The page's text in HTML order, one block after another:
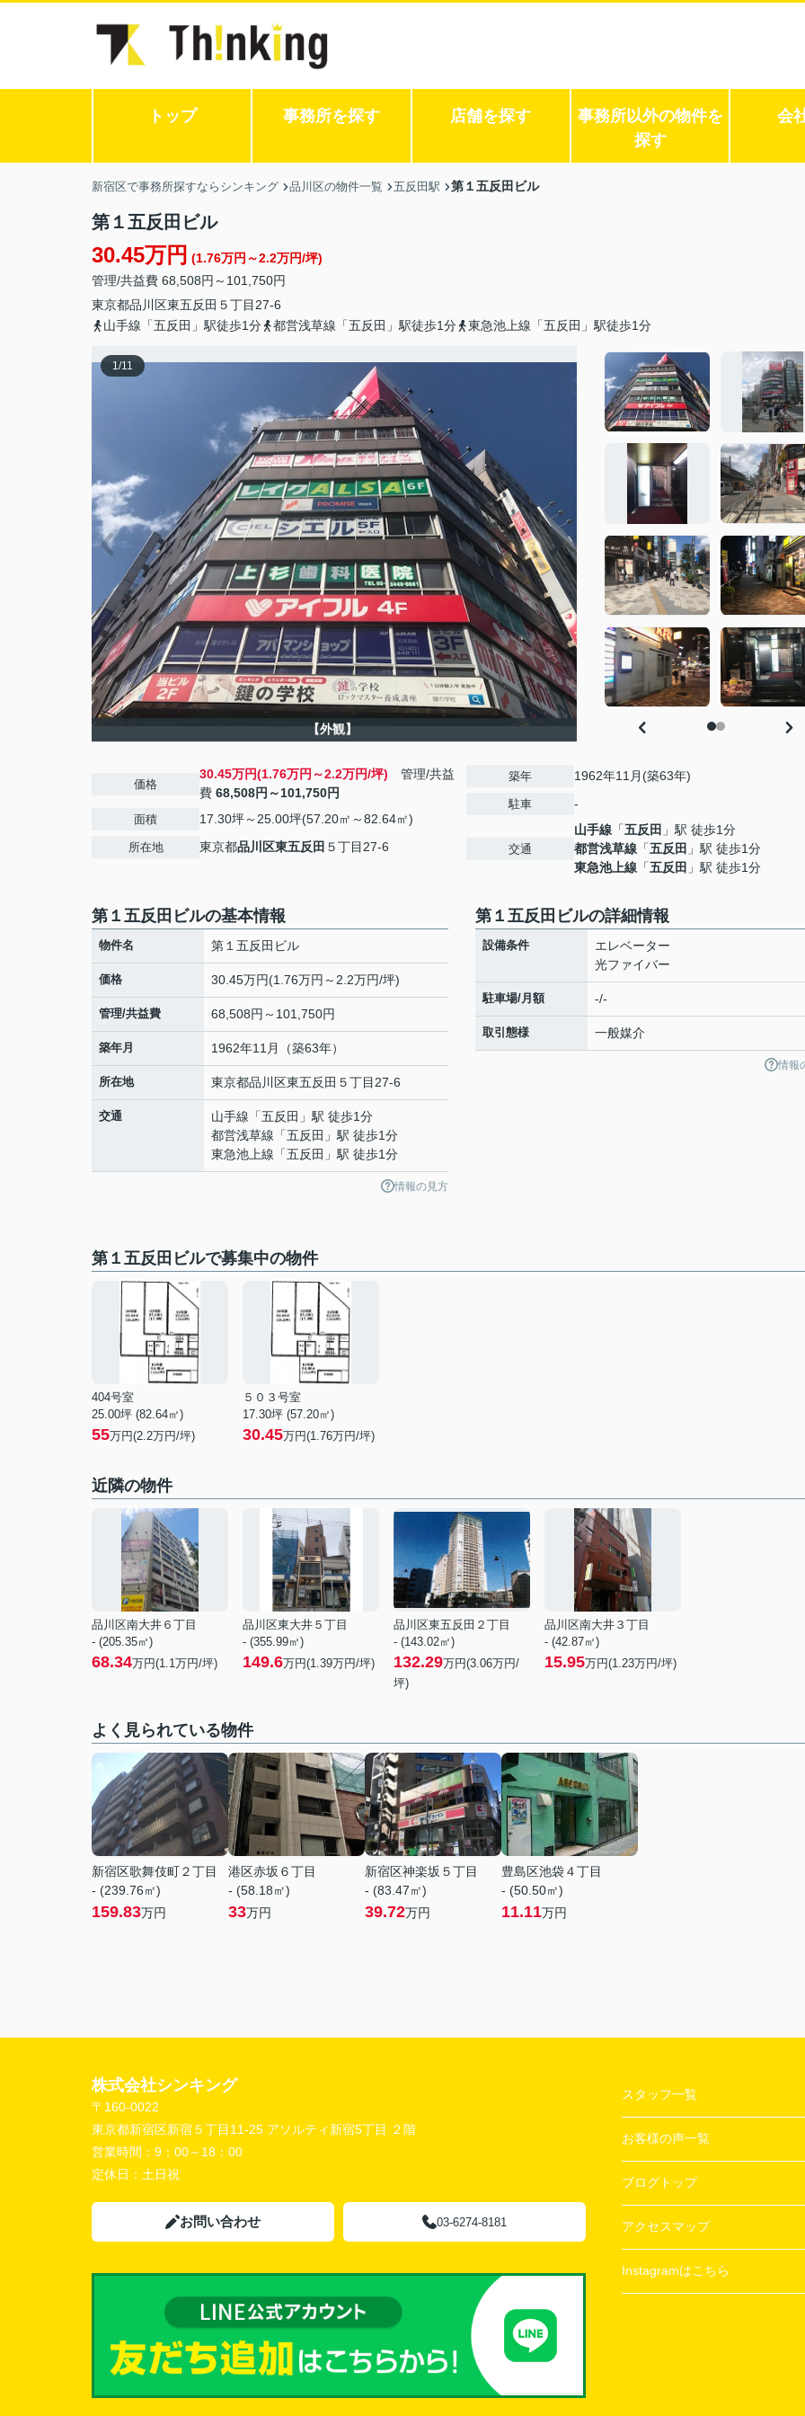
トップ 事務所を探す 店舗を探す
事務所以外の物件を
探す
会
新宿区で事務所探すならシンキング 品川区の物件一覧 五反田駅 第１五反田ビル
第１五反田ビル
30.45万円 (1.76万円～2.2万円/坪)
管理/共益費 68,508円～101,750円
東京都品川区東五反田 ５丁目27-6
山手線「五反田」駅徒歩1分
都営浅草線「五反田」駅徒歩1分 東急池上線「五反田」駅徒歩1分
1/11
【外観】
価格
30.45万円(1.76万円～2.2万円/坪) 管理/共益
費 68,508円～101,750円
面積 17.30坪～25.00坪(57.20㎡～82.64㎡)
所在地 東京都品川区東五反田 ５丁目27-6
築年 1962年11月(築63年)
駐車 -
交通
山手線 「五反田 」駅 徒歩1分
都営浅草線 「五反田 」駅 徒歩1分
東急池上線 「五反田 」駅 徒歩1分
第１五反田ビルの基本情報
物件名 第１五反田ビル
価格 30.45万円(1.76万円～2.2万円/坪)
管理/共益費 68,508円～101,750円
築年月 1962年11月（築63年）
所在地 東京都品川区東五反田 ５丁目27-6
交通 山手線 「五反田 」駅 徒歩1分
都営浅草線 「五反田 」駅 徒歩1分
東急池上線 「五反田 」駅 徒歩1分
情報の見方
第１五反田ビルの詳細情報
設備条件
エレベーター
光ファイバー
駐車場/月額 -/-
取引態様 一般媒介
情報
第１五反田ビルで募集中の物件
404号室
25.00坪 (82.64㎡)
55万円(2.2万円/坪)
５０３号室
17.30坪 (57.20㎡)
30.45万円(1.76万円/坪)
近隣の物件
品川区南大井６丁目
- (205.35㎡)
68.34万円(1.1万円/坪)
品川区東大井５丁目
- (355.99㎡)
149.6万円(1.39万円/坪)
品川区東五反田２丁目
- (143.02㎡)
132.29万円(3.06万円/
坪)
品川区南大井３丁目
- (42.87㎡)
15.95万円(1.23万円/坪)
よく見られている物件
新宿区歌舞伎町２丁目
- (239.76㎡)
159.83万円
港区赤坂６丁目
- (58.18㎡)
33万円
新宿区神楽坂５丁目
- (83.47㎡)
39.72万円
豊島区池袋４丁目
- (50.50㎡)
11.11万円
株式会社シンキング
〒160-0022
東京都新宿区新宿５丁目11-25 アソルティ新宿5丁目 ２階
営業時間： 9：00～18：00
定休日： 土日祝
お問い合わせ 03-6274-8181
スタッフ一覧
お客様の声一覧
ブログトップ
アクセスマップ
Instagramはこちら